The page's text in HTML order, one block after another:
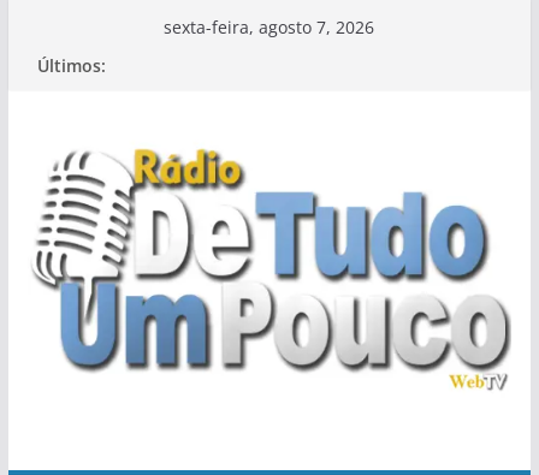
sexta-feira, agosto 7, 2026
Últimos: